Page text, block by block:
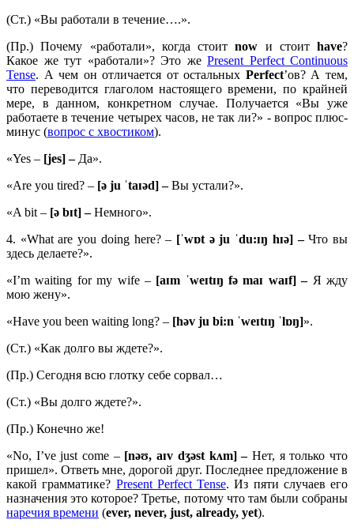
(Ст.) «Вы работали в течение….».
(Пр.) Почему «работали», когда стоитnow и стоит have?
Какое же тут «работали»? Это же Present Perfect Continuous
Tense. А чем он отличается от остальных Perfect’ов? А тем,
что переводится глаголом настоящего времени, по крайней
мере, в данном, конкретном случае. Получается «Вы уже
работаете в течение четырех часов, не так ли?» - вопрос плюс-
минус (вопрос с хвостиком).
«Yes – [jes] –Да».
«Are you tired? – [ə ju ˈtaɪəd] –Вы устали?».
«A bit – [ə bɪt] –Немного».
4. «What are you doing here? – [ˈwɒt ə ju ˈdu:ɪŋ hɪə] –Что вы
здесь делаете?».
«I’m waiting for my wife –[aɪm ˈweɪtɪŋ fə maɪ waɪf] –Я жду
мою жену».
«Have you been waiting long? – [həv ju bi:n ˈweɪtɪŋ ˈlɒŋ]».
(Ст.) «Как долго вы ждете?».
(Пр.) Сегодня всю глотку себе сорвал…
(Ст.) «Вы долго ждете?».
(Пр.) Конечно же!
«No, I’ve just come –[nəʊ, aɪv dʒəst kʌm] –Нет, я только что
пришел». Ответь мне, дорогой друг. Последнее предложение в
какой грамматике? Present Perfect Tense. Из пяти случаев его
назначения это которое? Третье, потому что там были собраны
наречия времени (ever, never, just, already, yet).